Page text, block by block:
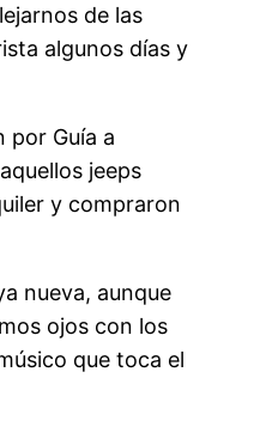
de las
algunos días y
por Guía a
jeeps
y compraron
nueva, aunque
ojos con los
que toca el